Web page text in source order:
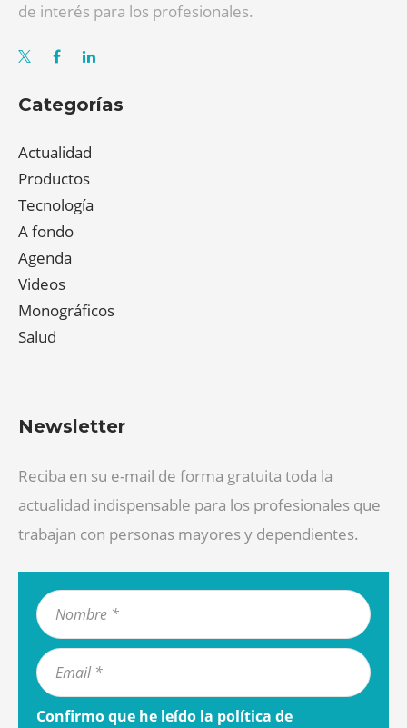
de interés para los profesionales.
Categorías
Actualidad
Productos
Tecnología
A fondo
Agenda
Videos
Monográficos
Salud
Newsletter
Reciba en su e-mail de forma gratuita toda la
actualidad indispensable para los profesionales que
trabajan con personas mayores y dependientes.
Confirmo que he leído la política de